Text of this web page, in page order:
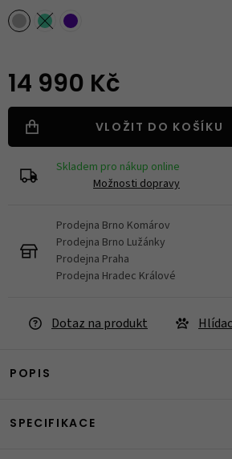
14 990 Kč
VLOŽIT DO KOŠÍKU
Skladem pro nákup online
Možnosti dopravy
Prodejna Brno Komárov
Prodejna Brno Lužánky
Prodejna Praha
Prodejna Hradec Králové
Dotaz na produkt
POPIS
SPECIFIKACE